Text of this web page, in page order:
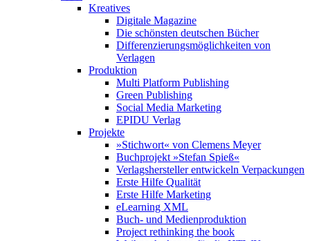
Kreatives
Digitale Magazine
Die schönsten deutschen Bücher
Differenzierungsmöglichkeiten von
Verlagen
Produktion
Multi Platform Publishing
Green Publishing
Social Media Marketing
EPIDU Verlag
Projekte
»Stichwort« von Clemens Meyer
Buchprojekt »Stefan Spieß«
Verlagshersteller entwickeln Verpackungen
Erste Hilfe Qualität
Erste Hilfe Marketing
eLearning XML
Buch- und Medienproduktion
Project rethinking the book